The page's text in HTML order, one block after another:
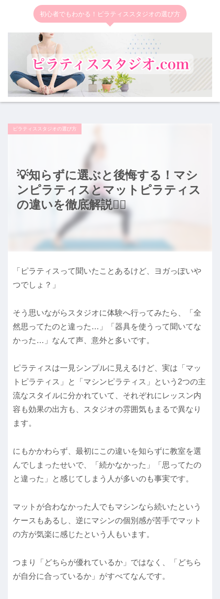
初心者でもわかる！ピラティススタジオの選び方
💡知らずに選ぶと後悔する！マシ
ンピラティスとマットピラティス
の違いを徹底解説🧘‍♂️
ピラティススタジオの選び方
「ピラティスって聞いたことあるけど、ヨガっぽいや
つでしょ？」
そう思いながらスタジオに体験へ行ってみたら、「全
然思ってたのと違った…」「器具を使うって聞いてな
かった…」なんて声、意外と多いです。
ピラティスは一見シンプルに見えるけど、実は「マッ
トピラティス」と「マシンピラティス」という2つの主
流なスタイルに分かれていて、それぞれにレッスン内
容も効果の出方も、スタジオの雰囲気もまるで異なり
ます。
にもかかわらず、最初にこの違いを知らずに教室を選
んでしまったせいで、「続かなかった」「思ってたの
と違った」と感じてしまう人が多いのも事実です。
マットが合わなかった人でもマシンなら続いたという
ケースもあるし、逆にマシンの個別感が苦手でマット
の方が気楽に感じたという人もいます。
つまり「どちらが優れているか」ではなく、「どちら
が自分に合っているか」がすべてなんです。